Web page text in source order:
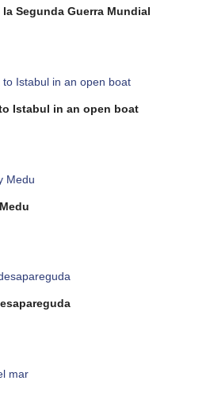
Segunda Guerra Mundial
Istabul in an open boat